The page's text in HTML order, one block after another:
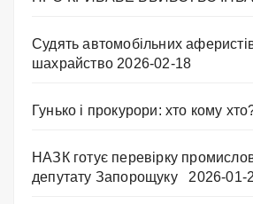
Судять автомобільних
шахрайство 2026-02-18
Гунько і прокурори: хто кому
НАЗК готує перевірку
депутату Запорощуку
2026-01-